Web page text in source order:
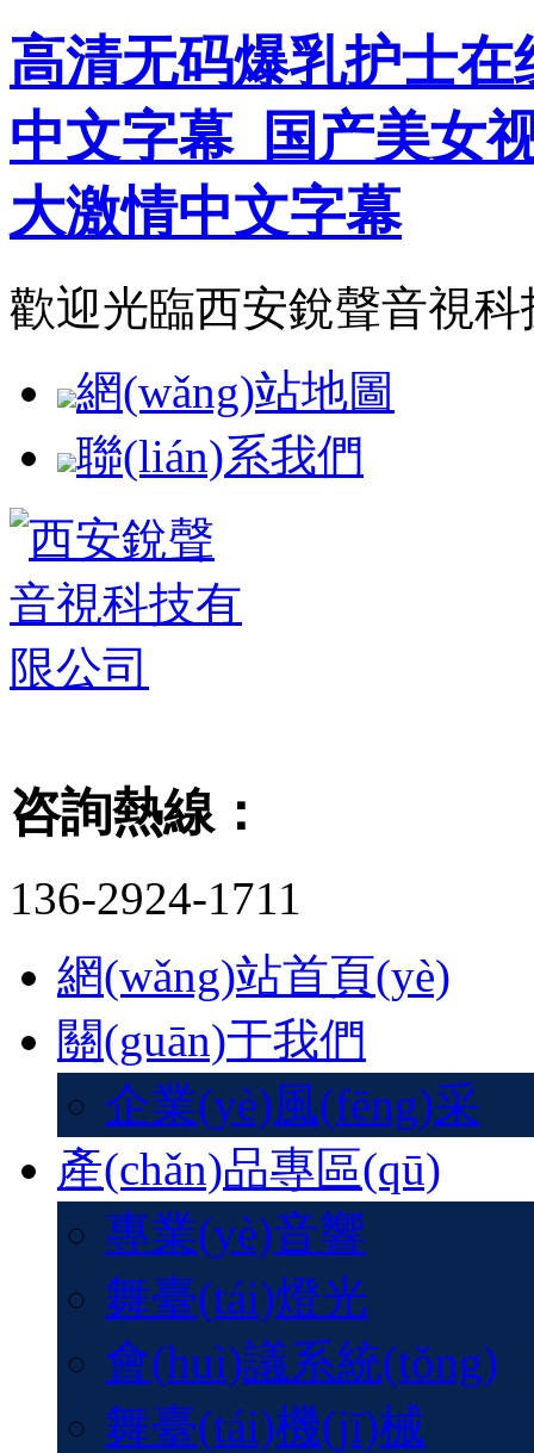
高清无码爆乳护士
中文字幕_国产美女
大激情中文字幕
歡迎光臨西安銳聲音視
網(wǎng)站地圖
聯(lián)系我們
咨詢熱線：
136-2924-1711
網(wǎng)站首頁(yè)
關(guān)于我們
企業(yè)風(fēng)采
產(chǎn)品專區(qū)
專業(yè)音響
舞臺(tái)燈光
會(huì)議系統(tǒng)
舞臺(tái)機(jī)械